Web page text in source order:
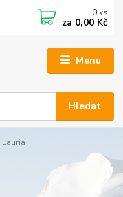
Menu
Hledat
0 ks
za 0,00 Kč
Lauria